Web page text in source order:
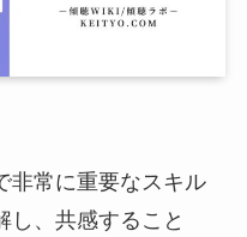
非常に重要なスキル
し、共感すること